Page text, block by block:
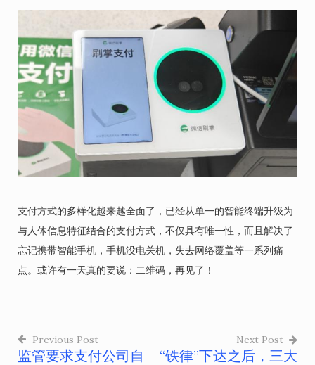
支付方式的多样化越来越全面了，已经从单一的智能终端升级为
与人体信息特征结合的支付方式，不仅具有唯一性，而且解决了
忘记携带智能手机，手机没电关机，失去网络覆盖等一系列痛
点。或许有一天真的要说：二维码，再见了！
Previous Post
监管要求支付公司自
Next Post
“铁律”下达之后，三大